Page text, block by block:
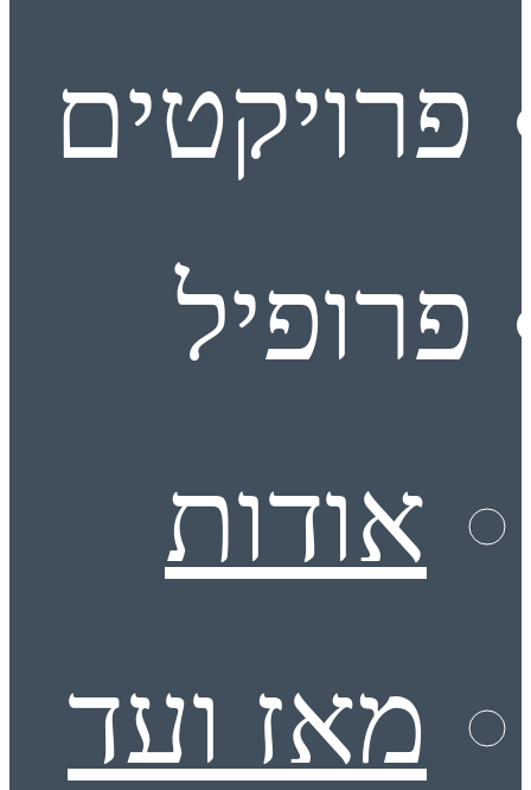
פרויקטים
פרופיל
אודות
מאז ועד